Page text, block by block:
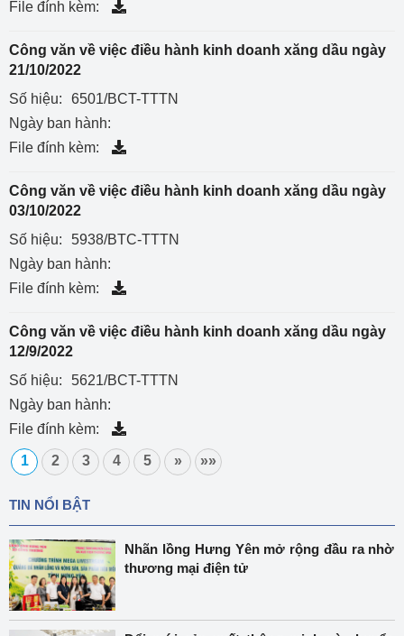
File đính kèm:
Công văn về việc điều hành kinh doanh xăng dầu ngày
21/10/2022
Số hiệu:
6501/BCT-TTTN
Ngày ban hành:
File đính kèm:
Công văn về việc điều hành kinh doanh xăng dầu ngày
03/10/2022
Số hiệu:
5938/BTC-TTTN
Ngày ban hành:
File đính kèm:
Công văn về việc điều hành kinh doanh xăng dầu ngày
12/9/2022
Số hiệu:
5621/BCT-TTTN
Ngày ban hành:
File đính kèm:
1 2 3 4 5 » »»
TIN NỔI BẬT
Nhãn lồng Hưng Yên mở rộng đầu ra nhờ
thương mại điện tử